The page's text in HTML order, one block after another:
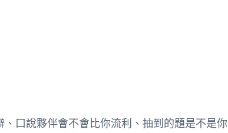
口說夥伴會不會比你流利、抽到的題是不是你